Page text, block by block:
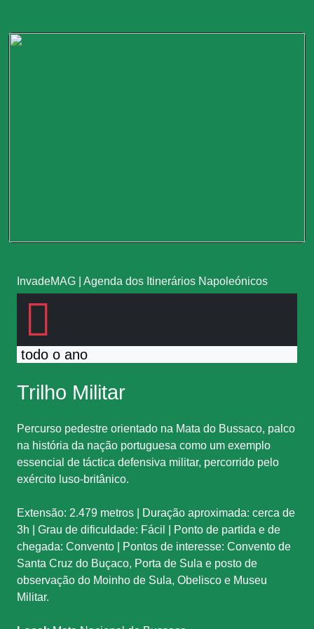
InvadeMAG Agenda dos Itinerários Napoleónicos
todo o ano
Trilho Militar
Percurso pedestre orientado na Mata do Bussaco, palco
na história da nação portuguesa como um exemplo
essencial de táctica defensiva militar, percorrido pelo
exército luso-britânico.
Extensão: 2.479 metros | Duração aproximada: cerca de
3h | Grau de dificuldade: Fácil | Ponto de partida e de
chegada: Convento | Pontos de interesse: Convento de
Santa Cruz do Buçaco, Porta de Sula e posto de
observação do Moinho de Sula, Obelisco e Museu
Militar.